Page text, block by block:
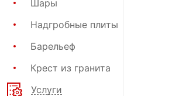
Шары
Надгробные плиты
Барельеф
Крест из гранита
Услуги